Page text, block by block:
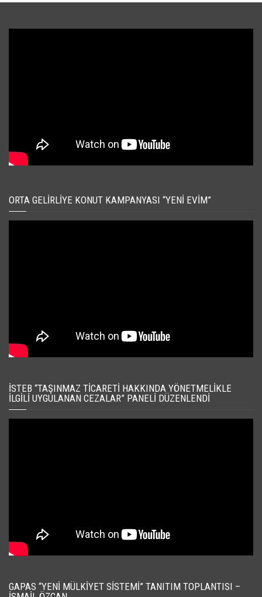
ORTA GELIRLIYE KONUT KAMPANYASI “YENI EVIM”
İSTEB “TAŞINMAZ TICARETI HAKKINDA YÖNETMELIKLE
İLGILI UYGULANAN CEZALAR” PANELI DÜZENLENDI
GAPAS “YENI MÜLKIYET SISTEMI” TANITIM TOPLANTISI –